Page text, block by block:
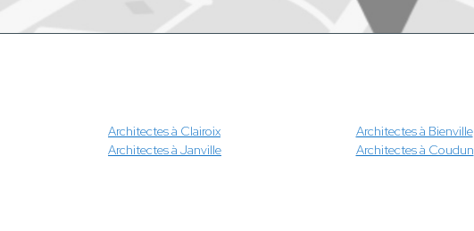
Architectes à Clairoix
Architectes à Bienville
Architectes à Janville
Architectes à Coudun